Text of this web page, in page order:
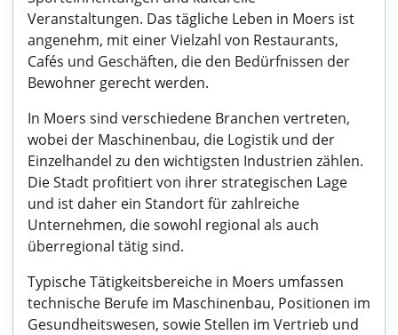
Veranstaltungen. Das tägliche Leben in Moers ist
angenehm, mit einer Vielzahl von Restaurants,
Cafés und Geschäften, die den Bedürfnissen der
Bewohner gerecht werden.
In Moers sind verschiedene Branchen vertreten,
wobei der Maschinenbau, die Logistik und der
Einzelhandel zu den wichtigsten Industrien zählen.
Die Stadt profitiert von ihrer strategischen Lage
und ist daher ein Standort für zahlreiche
Unternehmen, die sowohl regional als auch
überregional tätig sind.
Typische Tätigkeitsbereiche in Moers umfassen
technische Berufe im Maschinenbau, Positionen im
Gesundheitswesen, sowie Stellen im Vertrieb und